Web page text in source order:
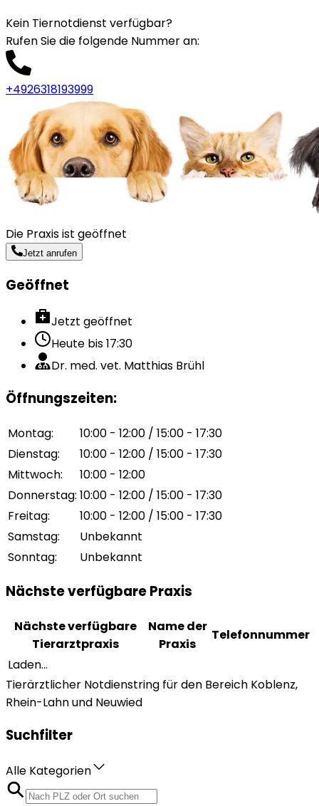
Kein Tiernotdienst verfügbar?
Rufen Sie die folgende Nummer an:
+4926318193999
Die Praxis ist geöffnet
Jetzt anrufen
Geöffnet
Jetzt geöffnet
Heute bis17:30
Dr. med. vet. Matthias Brühl
Öffnungszeiten:
Montag:
10:00 - 12:00 / 15:00 - 17:30
Dienstag:
10:00 - 12:00 / 15:00 - 17:30
Mittwoch:
10:00 - 12:00
Donnerstag: 10:00 - 12:00 / 15:00 - 17:30
Freitag:
10:00 - 12:00 / 15:00 - 17:30
Samstag:
Unbekannt
Sonntag: Unbekannt
Nächste verfügbare Praxis
Nächste verfügbare
Tierarztpraxis
Name der
Praxis
Telefonnummer
Laden...
Tierärztlicher Notdienstring für den Bereich Koblenz,
Rhein-Lahn und Neuwied
Suchfilter
Alle Kategorien